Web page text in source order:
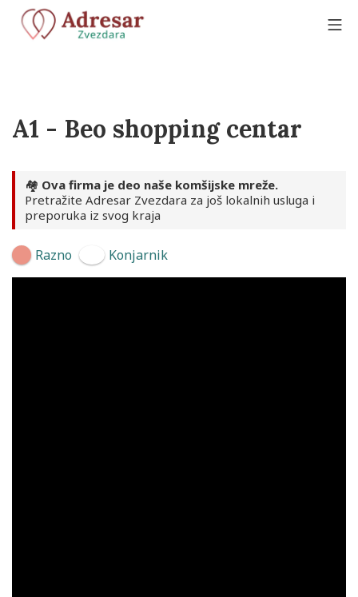
Skip
content
A1 - Beo shopping centar
🏘️ Ova firma je deo naše komšijske mreže.
Pretražite Adresar Zvezdara za još lokalnih usluga i
preporuka iz svog kraja
Razno Konjarnik